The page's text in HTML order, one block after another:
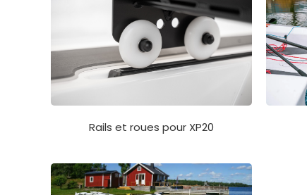
Rails et roues pour XP20